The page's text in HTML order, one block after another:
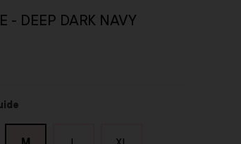
- DEEP DARK NAVY